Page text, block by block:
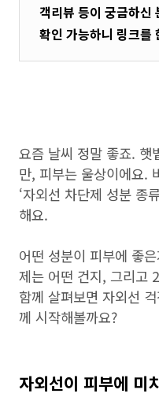
객리뷰 등이 궁금하신
확인 가능하니 링크를
요즘 날씨 정말 좋죠. 햇
만, 피부는 울상이에요.
‘자외선 차단제 성분 종
해요.
어떤 성분이 피부에 좋
제는 어떤 건지, 그리고
함께 살펴보면 자외선
께 시작해볼까요?
자외선이 피부에 미